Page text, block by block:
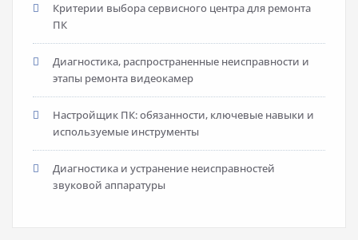
Критерии выбора сервисного центра для ремонта
ПК
Диагностика, распространенные неисправности и
этапы ремонта видеокамер
Настройщик ПК: обязанности, ключевые навыки и
используемые инструменты
Диагностика и устранение неисправностей
звуковой аппаратуры